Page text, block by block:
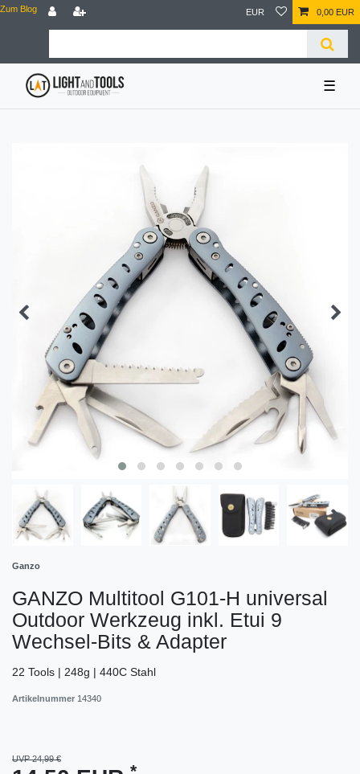
Zum Blog EUR 0,00 EUR
☰
Ganzo
GANZO Multitool G101-H universal
Outdoor Werkzeug inkl. Etui 9
Wechsel-Bits & Adapter
22 Tools | 248g | 440C Stahl
Artikelnummer 14340
UVP 24,99 €